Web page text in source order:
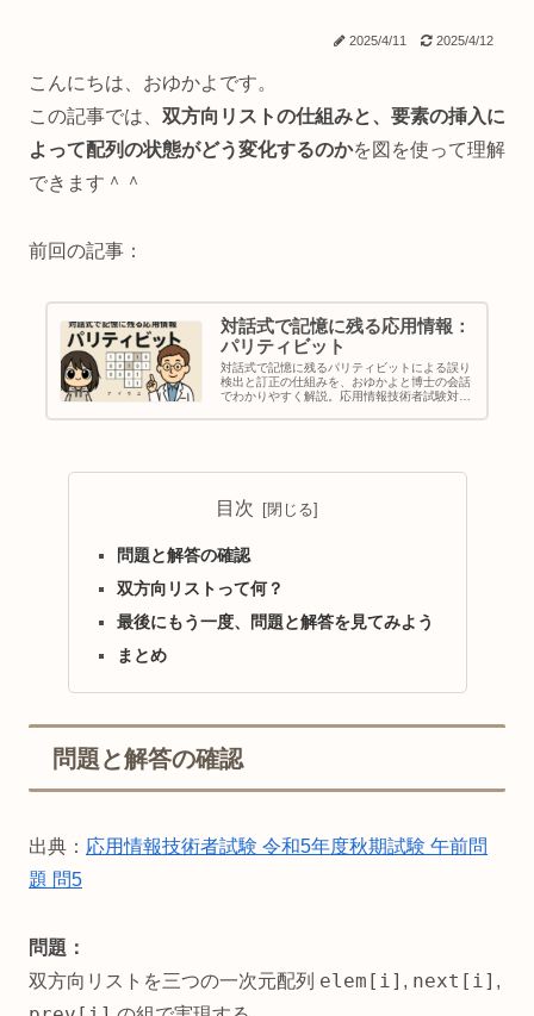
2025/4/11 2025/4/12
こんにちは、おゆかよです。
この記事では、 双方向リストの仕組みと、要素の挿入に
よって配列の状態がどう変化するのかを図を使って理解
できます＾＾
前回の記事：
対話式で記憶に残る応用情報：
パリティビット
対話式で記憶に残るパリティビットによる誤り
検出と訂正の仕組みを、おゆかよと博士の会話
でわかりやすく解説。応用情報技術者試験対策
目次
問題と解答の確認
双方向リストって何？
最後にもう一度、問題と解答を見てみよう
まとめ
問題と解答の確認
出典： 応用情報技術者試験 令和5年度秋期試験 午前問
題 問5
問題：
双方向リストを三つの一次元配列 elem[i] , next[i] ,